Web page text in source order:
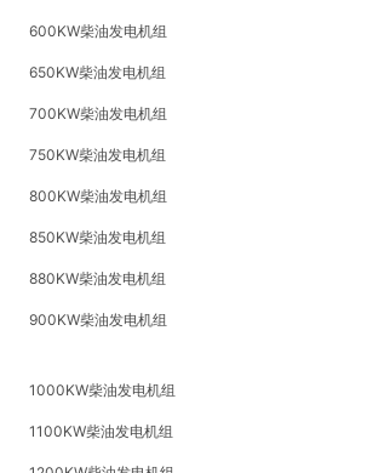
600KW柴油发电机组
650KW柴油发电机组
700KW柴油发电机组
750KW柴油发电机组
800KW柴油发电机组
850KW柴油发电机组
880KW柴油发电机组
900KW柴油发电机组
1000KW柴油发电机组
1100KW柴油发电机组